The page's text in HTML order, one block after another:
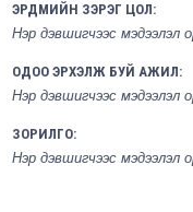
ЭРДМИЙН ЗЭРЭГ ЦОЛ:
Нэр дэвшигчээс мэдээлэл
ОДОО ЭРХЭЛЖ БУЙ АЖИЛ:
Нэр дэвшигчээс мэдээлэл
ЗОРИЛГО:
Нэр дэвшигчээс мэдээлэл